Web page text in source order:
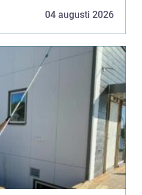
04 augusti 2026